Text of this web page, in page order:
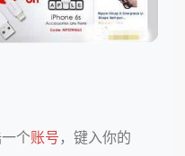
个账号，键入你的